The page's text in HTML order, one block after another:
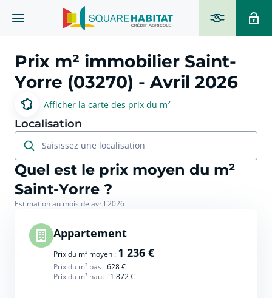
Prix m² immobilier Saint-
Yorre (03270) - Avril 2026
Afficher la carte des prix du m²
Localisation
Saisissez une localisation
Quel est le prix moyen du m²
Saint-Yorre ?
Estimation au mois de avril 2026
Appartement
Prix du m² moyen : 1 236 €
Prix du m² bas :628 €
Prix du m² haut : 1 872 €